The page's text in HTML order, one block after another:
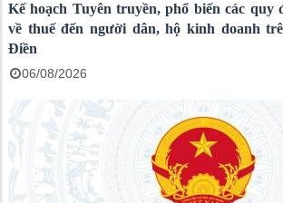
Kế hoạch Tuyên truyền, phổ biến các quy
về thuế đến người dân, hộ kinh doanh
Điền
06/08/2026